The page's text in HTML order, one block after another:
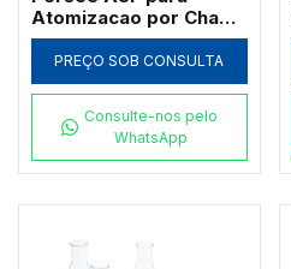
Atomizacao por Chama
com Queimador de
Titanio
PREÇO SOB CONSULTA
Consulte-nos pelo
WhatsApp